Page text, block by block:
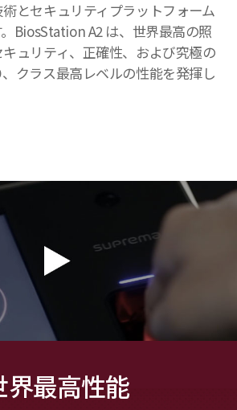
とセキュリティプラットフォーム
BiosStation A2 は、世界最高の照
ュリティ、正確性、および究極の
クラス最高レベルの性能を発揮し
界最高性能